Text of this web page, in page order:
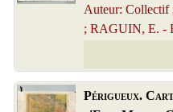
Auteur:
; RAGUIN, E. -
Périgueux.